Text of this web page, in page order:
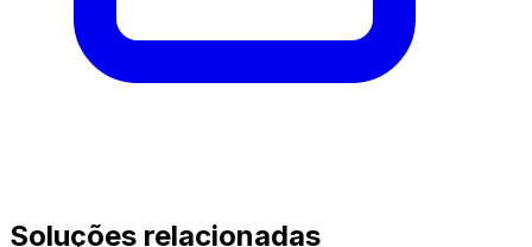
Soluções relacionadas